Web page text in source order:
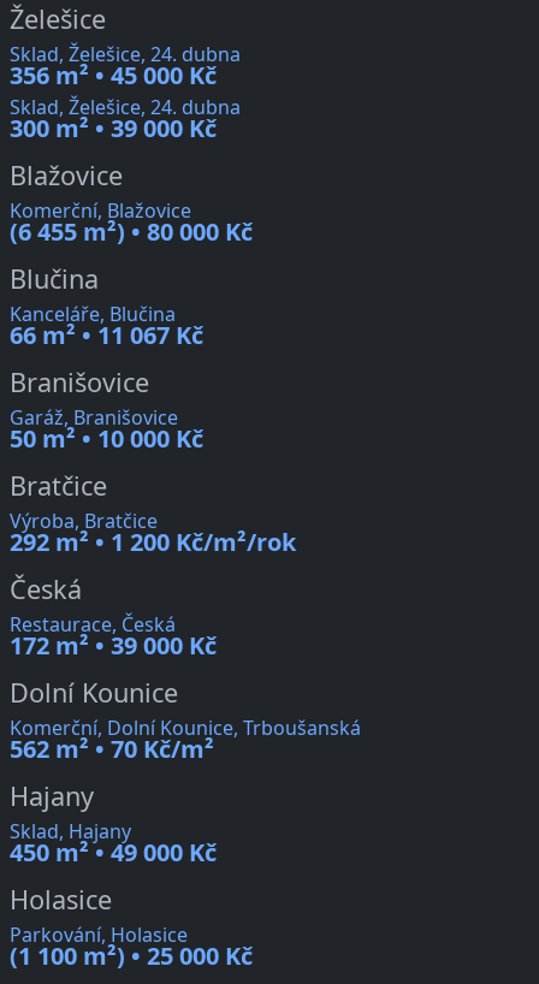
Želešice
Sklad, Želešice, 24. dubna
356 m² • 45 000 Kč
Sklad, Želešice, 24. dubna
300 m² • 39 000 Kč
Blažovice
Komerční, Blažovice
(6 455 m²) • 80 000 Kč
Blučina
Kanceláře, Blučina
66 m² • 11 067 Kč
Branišovice
Garáž, Branišovice
50 m² • 10 000 Kč
Bratčice
Výroba, Bratčice
292 m² • 1 200 Kč/m²/rok
Česká
Restaurace, Česká
172 m² • 39 000 Kč
Dolní Kounice
Komerční, Dolní Kounice, Trboušanská
562 m² • 70 Kč/m²
Hajany
Sklad, Hajany
450 m² • 49 000 Kč
Holasice
Parkování, Holasice
(1 100 m²) • 25 000 Kč